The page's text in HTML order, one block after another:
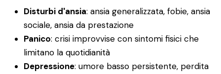
Disturbi d'ansia: ansia generalizzata, fobie, ansia
sociale, ansia da prestazione
Panico: crisi improvvise con sintomi fisici che
limitano la quotidianità
Depressione: umore basso persistente, perdita